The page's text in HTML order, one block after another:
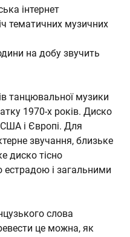
інтернет
тематичних музичних
на добу звучить
танцювальної музики
1970-x років. Диско
і Європі. Для
звучання, близьке
диско тісно
естрадою і загальними
слова
це можна, як